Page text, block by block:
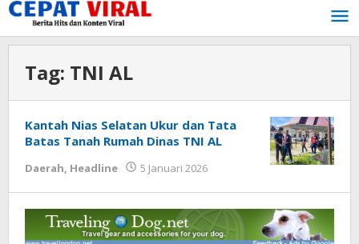
Lewati
konten
Tag: TNI AL
Kantah Nias Selatan Ukur dan Tata
Batas Tanah Rumah Dinas TNI AL
Daerah, Headline 5 Januari 2026
Viral